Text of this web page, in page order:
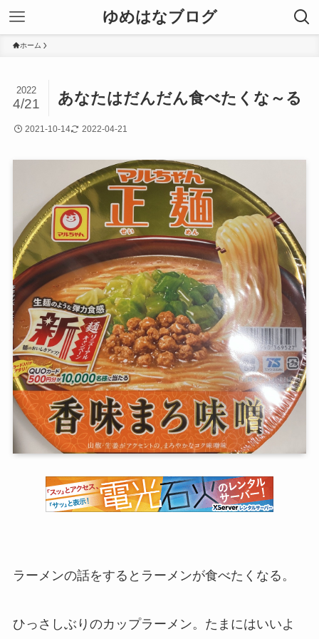
ゆめはなブログ
ホーム
あなたはだんだん食べたくな～る
2022
4/21
2021-10-14 2022-04-21
ラーメンの話をするとラーメンが食べたくなる。
ひっさしぶりのカップラーメン。たまにはいいよ